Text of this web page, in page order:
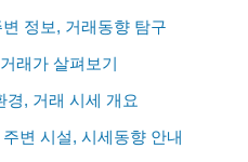
정보, 거래동향 탐구
래가 살펴보기
경, 거래 시세 개요
변 시설, 시세동향 안내